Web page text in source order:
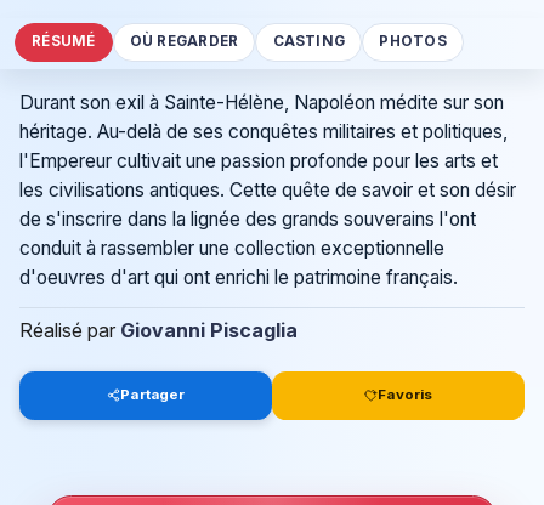
RÉSUMÉ OÙ REGARDER CASTING PHOTOS
Durant son exil à Sainte-Hélène, Napoléon médite sur son
héritage. Au-delà de ses conquêtes militaires et politiques,
l'Empereur cultivait une passion profonde pour les arts et
les civilisations antiques. Cette quête de savoir et son désir
de s'inscrire dans la lignée des grands souverains l'ont
conduit à rassembler une collection exceptionnelle
d'oeuvres d'art qui ont enrichi le patrimoine français.
Réalisé par Giovanni Piscaglia
Partager Favoris